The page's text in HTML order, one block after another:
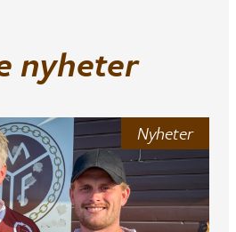
nyheter
Nyheter